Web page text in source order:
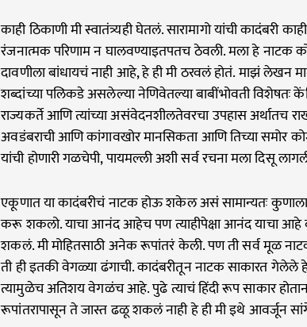
काही ठिकाणी मी स्वातंत्र्यही घेतलं. सारामागो यांची कादंबरी
रंजनात्मक परिणाम न घालवण्याइतपतच ठेवली. मला हे नाटक
दावणीला बांधायचं नाही आहे, हे ही मी ठरवलं होतं. माझं लेखन
शब्दांच्या पलिकडे असलेल्या नेणिवेतल्या बाबींभोवती विशेषतः
राज्यकर्ते आणि त्यांच्या असंवेदनशीलतेवरचा उपहास अर्थातच
अवडंबराची आणि कांगावखोर मानसिकता आणि तिच्या समोर
यांची होणारी गळचेपी, पायमल्ली अशी सर्व रचना मला दिसू
एकूणात या कादंबरीचं नाटक होऊ शकेल असं सामान्यतः
करू शकलो. याचा आनंद आहेच पण त्याहीपेक्षा आनंद याचा आहे
शकलं. मी मोहितसाठी अनेक रूपांतरं केली. पण ती सर्व मूळ
ती ही इतकी वेगळ्या ढंगाची. कादंबरीतून नाटक साकारत गेलेले
त्यामुळेच अतिशय वेगळंच आहे. पुढे त्याचं हिंदी रूप साकार
रूपांतरापासून ते जास्त ढळू शकलं नाही हे ही मी इथे आवर्जून